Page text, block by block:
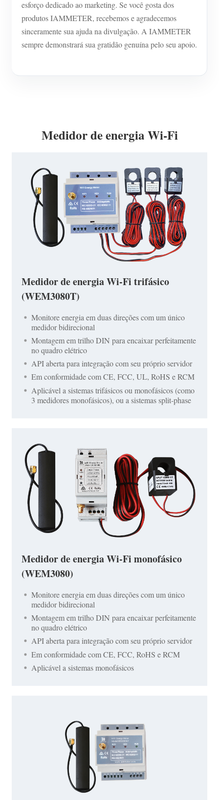
esforço dedicado ao marketing. Se você gosta dos
produtos IAMMETER, recebemos e agradecemos
sinceramente sua ajuda na divulgação. A IAMMETER
sempre demonstrará sua gratidão genuína pelo seu apoio.
Medidor de energia Wi-Fi
Medidor de energia Wi-Fi trifásico
(WEM3080T)
Monitore energia em duas direções com um único
medidor bidirecional
Montagem em trilho DIN para encaixar perfeitamente
no quadro elétrico
API aberta para integração com seu próprio servidor
Em conformidade com CE, FCC, UL, RoHS e RCM
Aplicável a sistemas trifásicos ou monofásicos (como
3 medidores monofásicos), ou a sistemas split-phase
Medidor de energia Wi-Fi monofásico
(WEM3080)
Monitore energia em duas direções com um único
medidor bidirecional
Montagem em trilho DIN para encaixar perfeitamente
no quadro elétrico
API aberta para integração com seu próprio servidor
Em conformidade com CE, FCC, RoHS e RCM
Aplicável a sistemas monofásicos